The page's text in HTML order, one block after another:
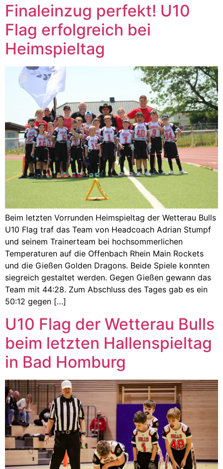
Finaleinzug perfekt! U10
Flag erfolgreich bei
Heimspieltag
Beim letzten Vorrunden Heimspieltag der Wetterau Bulls
U10 Flag traf das Team von Headcoach Adrian Stumpf
und seinem Trainerteam bei hochsommerlichen
Temperaturen auf die Offenbach Rhein Main Rockets
und die Gießen Golden Dragons. Beide Spiele konnten
siegreich gestaltet werden. Gegen Gießen gewann das
Team mit 44:28. Zum Abschluss des Tages gab es ein
50:12 gegen […]
U10 Flag der Wetterau Bulls
beim letzten Hallenspieltag
in Bad Homburg